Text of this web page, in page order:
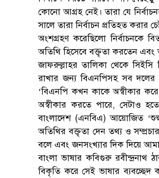
কোনো আগ্রহ নেই। তারা যে
সালে তারা নির্বাচন প্রতিহত করার
অংশগ্রহণ করেছিলো নির্বাচনকে
অতিথি হিসেবে বক্তৃতা করতেন এবং
জাফরুল্লাহর তালিকা থেকে
রাখার জন্য বিএনপিসহ সব দলের
‘বিএনপি কখন কাকে অস্বীকার
অস্বীকার করতে পারে, সেটাও
বাংলাদেশ (এনবিএ) আয়োজিত ‘শুদ্ধ
অতিথির বক্তৃতা দেন তথ্য ও
বলে এবং জনসংখ্যার দিক দিয়ে
বাংলা ভাষার কবিগুরু রবীন্দ্রনাথ
বিকৃতি করে সেই ভাষার